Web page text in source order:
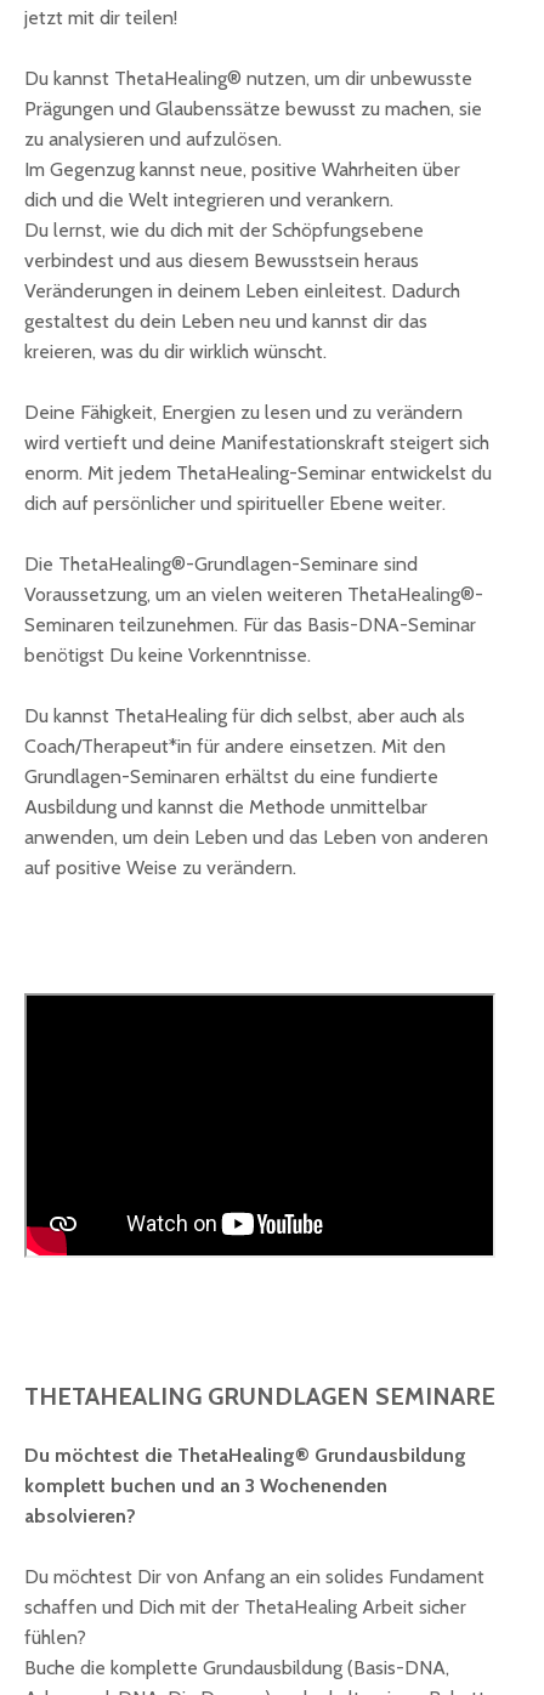
jetzt mit dir teilen!
Du kannst ThetaHealing® nutzen, um dir unbewusste
Prägungen und Glaubenssätze bewusst zu machen, sie
zu analysieren und aufzulösen.
Im Gegenzug kannst neue, positive Wahrheiten über
dich und die Welt integrieren und verankern.
Du lernst, wie du dich mit der Schöpfungsebene
verbindest und aus diesem Bewusstsein heraus
Veränderungen in deinem Leben einleitest. Dadurch
gestaltest du dein Leben neu und kannst dir das
kreieren, was du dir wirklich wünscht.
Deine Fähigkeit, Energien zu lesen und zu verändern
wird vertieft und deine Manifestationskraft steigert sich
enorm. Mit jedem ThetaHealing-Seminar entwickelst du
dich auf persönlicher und spiritueller Ebene weiter.
Die ThetaHealing®-Grundlagen-Seminare sind
Voraussetzung, um an vielen weiteren ThetaHealing®-
Seminaren teilzunehmen. Für das Basis-DNA-Seminar
benötigst Du keine Vorkenntnisse.
Du kannst ThetaHealing für dich selbst, aber auch als
Coach/Therapeut*in für andere einsetzen. Mit den
Grundlagen-Seminaren erhältst du eine fundierte
Ausbildung und kannst die Methode unmittelbar
anwenden, um dein Leben und das Leben von anderen
auf positive Weise zu verändern.
THETAHEALING GRUNDLAGEN SEMINARE
Du möchtest die ThetaHealing® Grundausbildung
komplett buchen und an 3 Wochenenden
absolvieren?
Du möchtest Dir von Anfang an ein solides Fundament
schaffen und Dich mit der ThetaHealing Arbeit sicher
fühlen?
Buche die komplette Grundausbildung (Basis-DNA,